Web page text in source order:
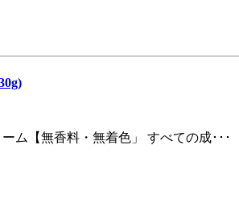
ム【無香料・無着色」 すべての成･･･